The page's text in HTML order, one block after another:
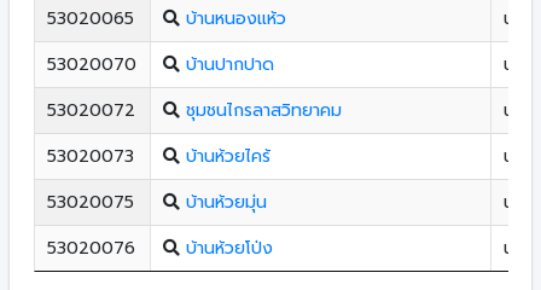
53020065
บ้านหนองแห้ว
น้ำป
53020070
บ้านปากปาด
น้ำป
53020072
ชุมชนไกรลาสวิทยาคม
น้ำป
53020073
บ้านห้วยไคร้
น้ำป
53020075
บ้านห้วยมุ่น
น้ำป
53020076
บ้านห้วยโป่ง น้ำป